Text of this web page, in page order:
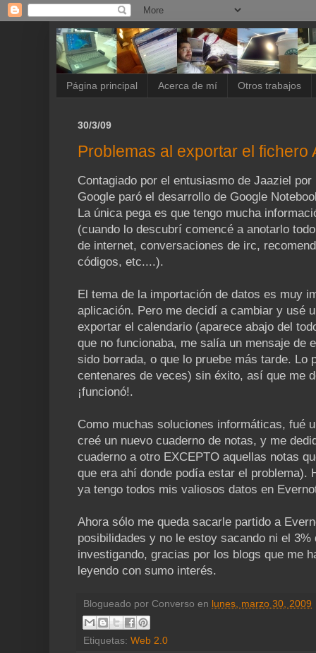
Página principal Acerca de mí Otros trabajos
30/3/09
Problemas al exportar el fichero
Contagiado por el entusiasmo de Jaaziel
Google paró el desarrollo de Google
La única pega es que tengo mucha
(cuando lo descubrí comencé a anotarlo
de internet, conversaciones de irc,
códigos, etc....).
El tema de la importación de datos es muy
aplicación. Pero me decidí a cambiar y usé
exportar el calendario (aparece abajo del
que no funcionaba, me salía un mensaje de
sido borrada, o que lo pruebe más tarde. Lo
centenares de veces) sin éxito, así que me
¡funcionó!.
Como muchas soluciones informáticas, fué
creé un nuevo cuaderno de notas, y me
cuaderno a otro EXCEPTO aquellas notas
que era ahí donde podía estar el problema).
ya tengo todos mis valiosos datos en
Ahora sólo me queda sacarle partido a
posibilidades y no le estoy sacando ni el 3%
investigando, gracias por los blogs que me
leyendo con sumo interés.
Blogueado por Converso en lunes, marzo 30, 2009
Etiquetas: Web 2.0